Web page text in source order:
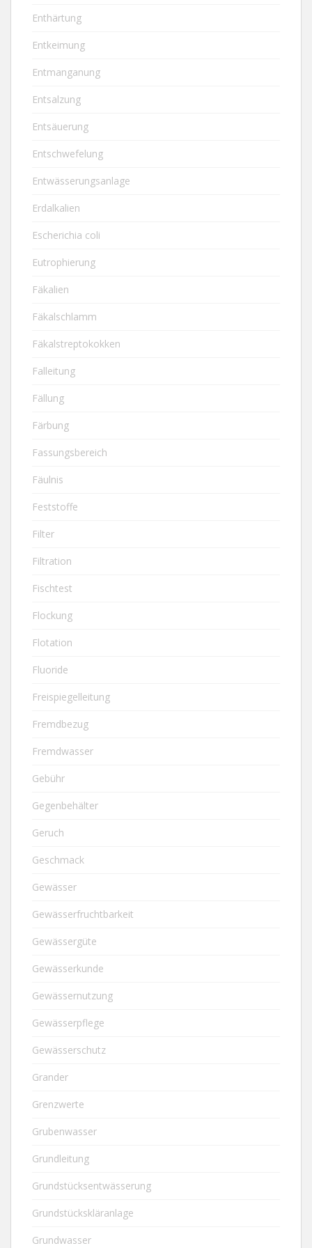
Enthärtung
Entkeimung
Entmanganung
Entsalzung
Entsäuerung
Entschwefelung
Entwässerungsanlage
Erdalkalien
Escherichia coli
Eutrophierung
Fäkalien
Fäkalschlamm
Fäkalstreptokokken
Falleitung
Fällung
Färbung
Fassungsbereich
Fäulnis
Feststoffe
Filter
Filtration
Fischtest
Flockung
Flotation
Fluoride
Freispiegelleitung
Fremdbezug
Fremdwasser
Gebühr
Gegenbehälter
Geruch
Geschmack
Gewässer
Gewässerfruchtbarkeit
Gewässergüte
Gewässerkunde
Gewässernutzung
Gewässerpflege
Gewässerschutz
Grander
Grenzwerte
Grubenwasser
Grundleitung
Grundstücksentwässerung
Grundstückskläranlage
Grundwasser